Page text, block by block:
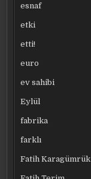
esnaf
etki
etti!
euro
ev sahibi
Eylül
fabrika
farklı
Fatih Karagümrük